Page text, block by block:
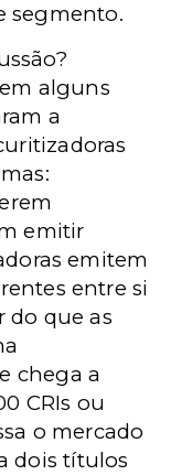
segmento.
alguns
a
emitir
emitem
entre si
do que as
chega a
CRIs ou
o mercado
dois títulos